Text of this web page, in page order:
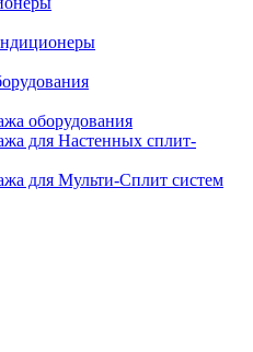
оборудования
для Настенных сплит-
для Мульти-Сплит систем